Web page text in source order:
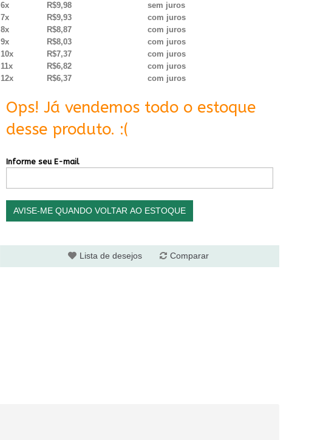
6x
R$9,98
sem juros
7x
R$9,93
com juros
8x
R$8,87
com juros
9x
R$8,03
com juros
10x
R$7,37
com juros
11x
R$6,82
com juros
12x
R$6,37 com juros
Ops! Já vendemos todo o estoque
desse produto. :(
Informe seu E-mail
AVISE-ME QUANDO VOLTAR AO ESTOQUE
Lista de desejos Comparar